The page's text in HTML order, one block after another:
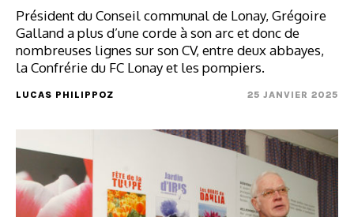
Président du Conseil communal de Lonay, Grégoire
Galland a plus d’une corde à son arc et donc de
nombreuses lignes sur son CV, entre deux abbayes,
la Confrérie du FC Lonay et les pompiers.
LUCAS PHILIPPOZ 25 JANVIER 2025